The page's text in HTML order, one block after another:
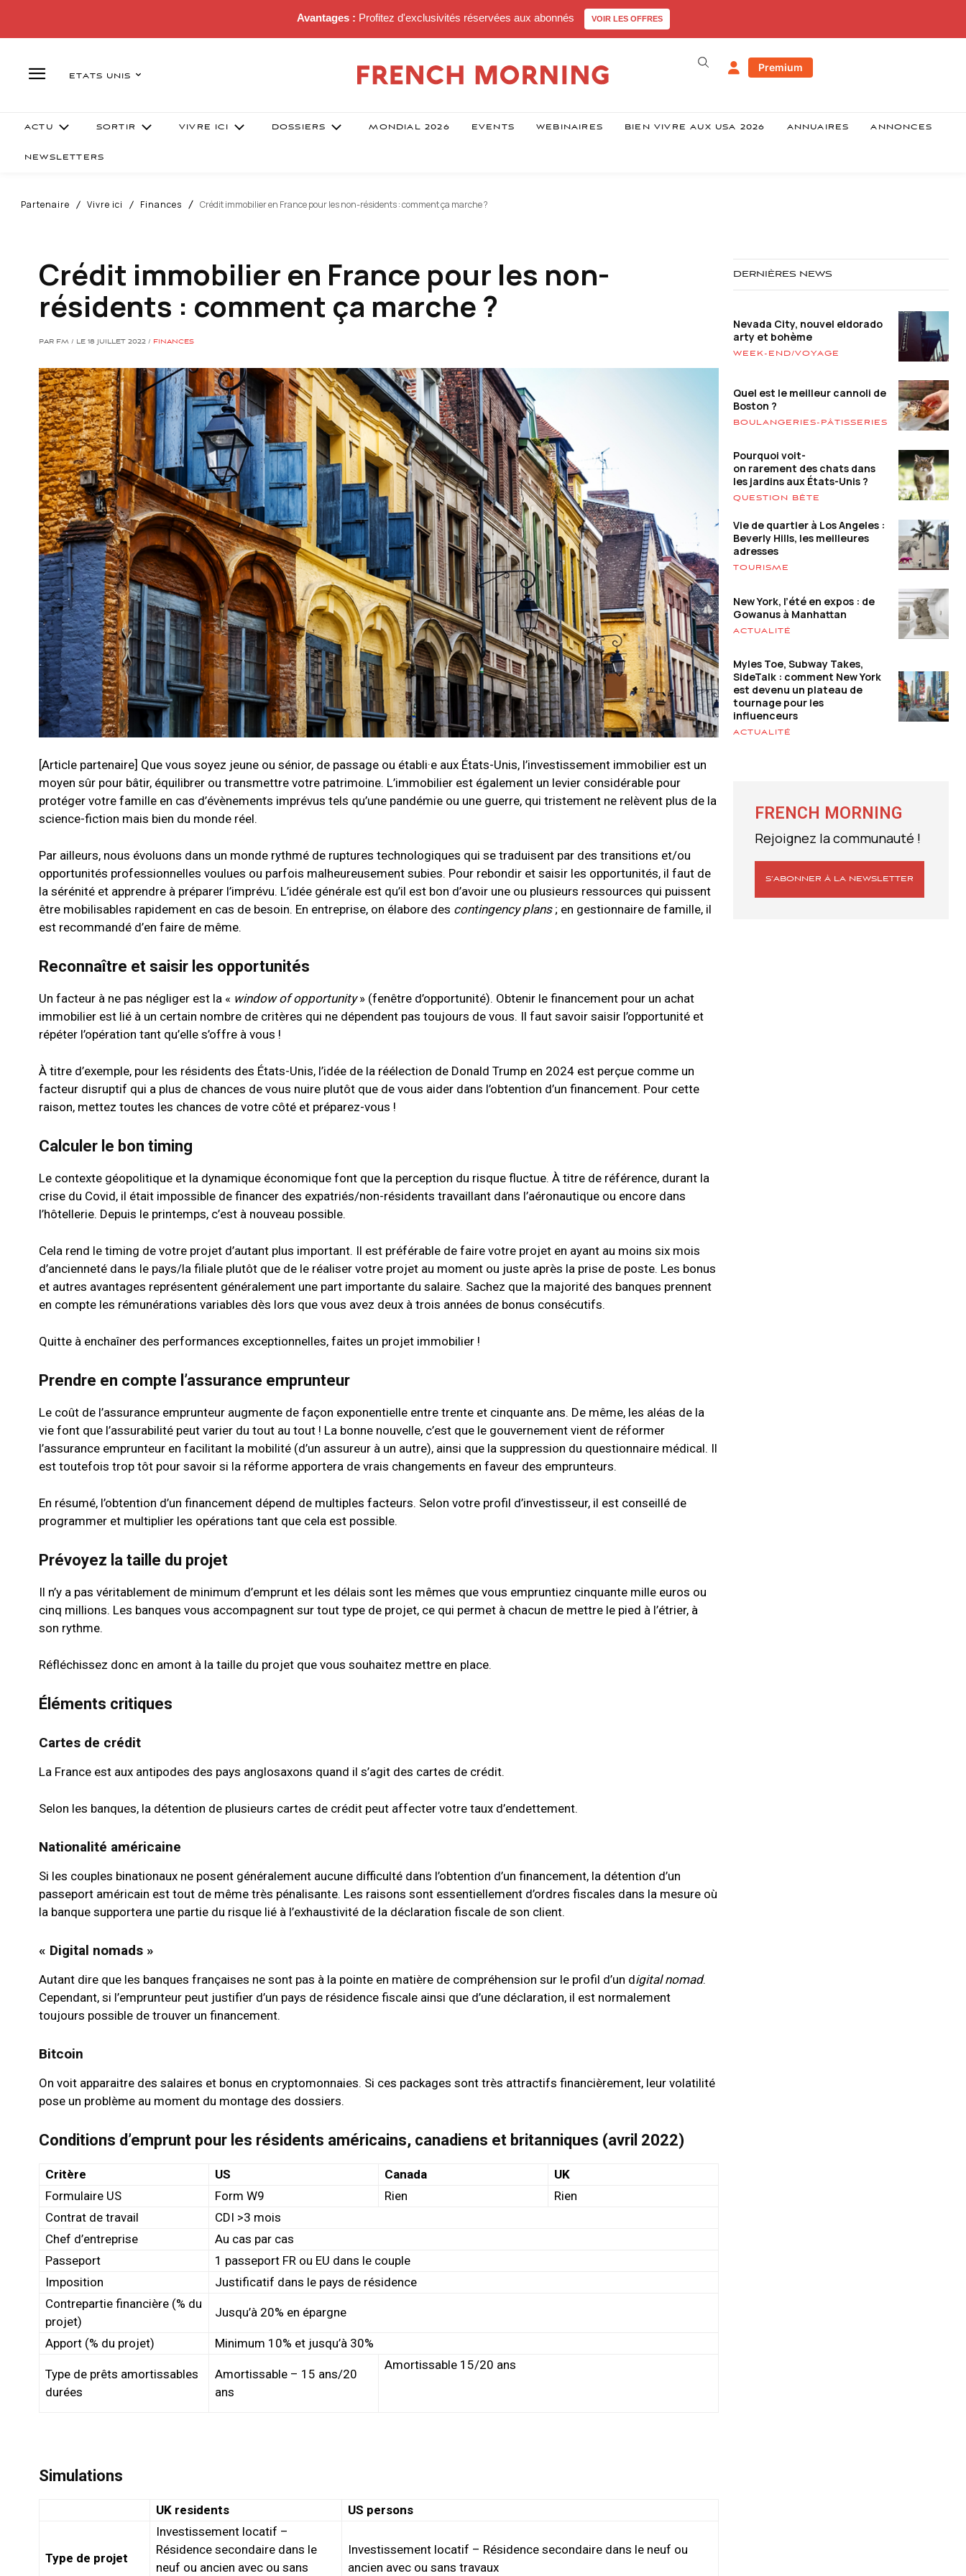
Avantages : Profitez d'exclusivités réservées aux abonnés VOIR LES OFFRES
ETATS UNIS
Premium
ACTU SORTIR VIVRE ICI DOSSIERS MONDIAL 2026 EVENTS WEBINAIRES BIEN VIVRE AUX USA 2026 ANNUAIRES ANNONCES
NEWSLETTERS
Partenaire Vivre ici Finances Crédit immobilier en France pour les non-résidents : comment ça marche ?
Crédit immobilier en France pour les non-
résidents : comment ça marche ?
PAR FM / LE 18 JUILLET 2022 / FINANCES
[Article partenaire] Que vous soyez jeune ou sénior, de passage ou établi·e aux États-Unis, l’investissement immobilier est un
moyen sûr pour bâtir, équilibrer ou transmettre votre patrimoine. L’immobilier est également un levier considérable pour
protéger votre famille en cas d’évènements imprévus tels qu’une pandémie ou une guerre, qui tristement ne relèvent plus de la
science-fiction mais bien du monde réel.
Par ailleurs, nous évoluons dans un monde rythmé de ruptures technologiques qui se traduisent par des transitions et/ou
opportunités professionnelles voulues ou parfois malheureusement subies. Pour rebondir et saisir les opportunités, il faut de
la sérénité et apprendre à préparer l’imprévu. L’idée générale est qu’il est bon d’avoir une ou plusieurs ressources qui puissent
être mobilisables rapidement en cas de besoin. En entreprise, on élabore des contingency plans; en gestionnaire de famille, il
est recommandé d’en faire de même.
Reconnaître et saisir les opportunités
Un facteur à ne pas négliger est la « window of opportunity» (fenêtre d’opportunité). Obtenir le financement pour un achat
immobilier est lié à un certain nombre de critères qui ne dépendent pas toujours de vous. Il faut savoir saisir l’opportunité et
répéter l’opération tant qu’elle s’offre à vous !
À titre d’exemple, pour les résidents des États-Unis, l’idée de la réélection de Donald Trump en 2024 est perçue comme un
facteur disruptif qui a plus de chances de vous nuire plutôt que de vous aider dans l’obtention d’un financement. Pour cette
raison, mettez toutes les chances de votre côté et préparez-vous !
Calculer le bon timing
Le contexte géopolitique et la dynamique économique font que la perception du risque fluctue. À titre de référence, durant la
crise du Covid, il était impossible de financer des expatriés/non-résidents travaillant dans l’aéronautique ou encore dans
l’hôtellerie. Depuis le printemps, c’est à nouveau possible.
Cela rend le timing de votre projet d’autant plus important. Il est préférable de faire votre projet en ayant au moins six mois
d’ancienneté dans le pays/la filiale plutôt que de le réaliser votre projet au moment ou juste après la prise de poste. Les bonus
et autres avantages représentent généralement une part importante du salaire. Sachez que la majorité des banques prennent
en compte les rémunérations variables dès lors que vous avez deux à trois années de bonus consécutifs.
Quitte à enchaîner des performances exceptionnelles, faites un projet immobilier !
Prendre en compte l’assurance emprunteur
Le coût de l’assurance emprunteur augmente de façon exponentielle entre trente et cinquante ans. De même, les aléas de la
vie font que l’assurabilité peut varier du tout au tout ! La bonne nouvelle, c’est que le gouvernement vient de réformer
l’assurance emprunteur en facilitant la mobilité (d’un assureur à un autre), ainsi que la suppression du questionnaire médical. Il
est toutefois trop tôt pour savoir si la réforme apportera de vrais changements en faveur des emprunteurs.
En résumé, l’obtention d’un financement dépend de multiples facteurs. Selon votre profil d’investisseur, il est conseillé de
programmer et multiplier les opérations tant que cela est possible.
Prévoyez la taille du projet
Il n’y a pas véritablement de minimum d’emprunt et les délais sont les mêmes que vous empruntiez cinquante mille euros ou
cinq millions. Les banques vous accompagnent sur tout type de projet, ce qui permet à chacun de mettre le pied à l’étrier, à
son rythme.
Réfléchissez donc en amont à la taille du projet que vous souhaitez mettre en place.
Éléments critiques
Cartes de crédit
La France est aux antipodes des pays anglosaxons quand il s’agit des cartes de crédit.
Selon les banques, la détention de plusieurs cartes de crédit peut affecter votre taux d’endettement.
Nationalité américaine
Si les couples binationaux ne posent généralement aucune difficulté dans l’obtention d’un financement, la détention d’un
passeport américain est tout de même très pénalisante. Les raisons sont essentiellement d’ordres fiscales dans la mesure où
la banque supportera une partie du risque lié à l’exhaustivité de la déclaration fiscale de son client.
« Digital nomads »
Autant dire que les banques françaises ne sont pas à la pointe en matière de compréhension sur le profil d’un digital nomad.
Cependant, si l’emprunteur peut justifier d’un pays de résidence fiscale ainsi que d’une déclaration, il est normalement
toujours possible de trouver un financement.
Bitcoin
On voit apparaitre des salaires et bonus en cryptomonnaies. Si ces packages sont très attractifs financièrement, leur volatilité
pose un problème au moment du montage des dossiers.
Conditions d’emprunt pour les résidents américains, canadiens et britanniques (avril 2022)
Critère US Canada
UK
Formulaire US
Form W9 Rien
Rien
Contrat de travail
CDI >3 mois
Chef d’entreprise
Au cas par cas
Passeport
1 passeport FR ou EU dans le couple
Imposition
Justificatif dans le pays de résidence
Contrepartie financière (% du
projet)
Jusqu’à 20% en épargne
Apport (% du projet) Minimum 10% et jusqu’à 30%
Type de prêts amortissables
durées
Amortissable – 15 ans/20
ans
Amortissable 15/20 ans
Simulations
UK residents US persons
Type de projet
Investissement locatif –
Résidence secondaire dans le
neuf ou ancien avec ou sans
Investissement locatif – Résidence secondaire dans le neuf ou
ancien avec ou sans travaux
DERNIÈRES NEWS
Nevada City, nouvel eldorado
arty et bohème
WEEK-END/VOYAGE
Quel est le meilleur cannoli de
Boston ?
BOULANGERIES-PÂTISSERIES
Pourquoi voit-
on rarement des chats dans
les jardins aux États-Unis ?
QUESTION BÊTE
Vie de quartier à Los Angeles :
Beverly Hills, les meilleures
adresses
TOURISME
New York, l’été en expos : de
Gowanus à Manhattan
ACTUALITÉ
Myles Toe, Subway Takes,
SideTalk : comment New York
est devenu un plateau de
tournage pour les
influenceurs
ACTUALITÉ
FRENCH MORNING
Rejoignez la communauté !
S’ABONNER À LA NEWSLETTER